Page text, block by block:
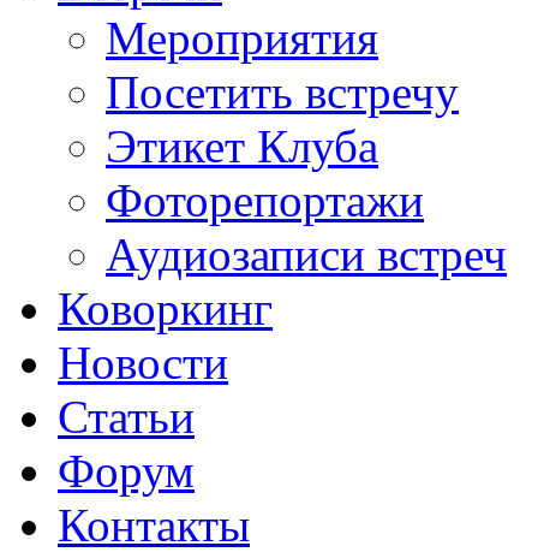
Мероприятия
Посетить встречу
Этикет Клуба
Фоторепортажи
Аудиозаписи встреч
Коворкинг
Новости
Статьи
Форум
Контакты